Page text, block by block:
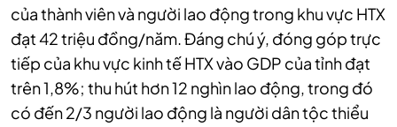
của thành viên và người lao động trong khu vực HTX
đạt 42 triệu đồng/năm. Đáng chú ý, đóng góp trực
tiếp của khu vực kinh tế HTX vào GDP của tỉnh đạt
trên 1,8%; thu hút hơn 12 nghìn lao động, trong đó
có đến 2/3 người lao động là người dân tộc thiểu